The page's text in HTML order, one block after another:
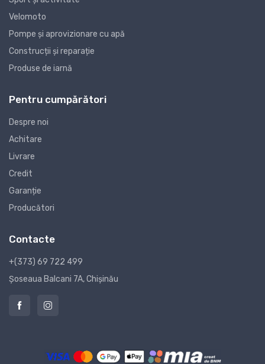
Velomoto
Pompe și aprovizionare cu apă
Construcții și reparație
Produse de iarnă
Pentru cumpărători
Despre noi
Achitare
Livrare
Credit
Garanție
Producători
Contacte
+(373) 69 722 499
Șoseaua Balcani 7A, Chișinău